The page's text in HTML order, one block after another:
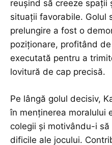
reușind să creeze spații
situații favorabile. Golul
prelungire a fost o
poziționare, profitând
executată pentru a
lovitură de cap precisă.
Pe lângă golul decisiv,
în menținerea moralului
colegii și motivându-i
dificile ale jocului.